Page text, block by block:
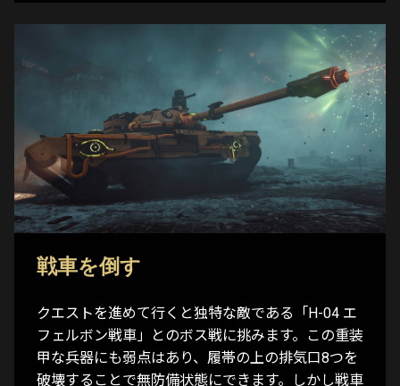
戦車を倒す
クエストを進めて行くと独特な敵である「H-04 エ
フェルボン戦車」とのボス戦に挑みます。この重装
甲な兵器にも弱点はあり、履帯の上の排気口8つを
破壊することで無防備状態にできます。しかし戦車